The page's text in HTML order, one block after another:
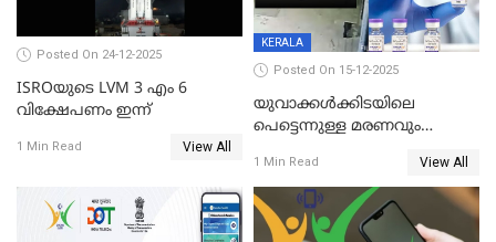
Posted On 24-12-2025
ISROയുടെ LVM 3 എം 6
വിക്ഷേപണം ഇന്ന്
1 Min Read View All
KERALA
Posted On 15-12-2025
യുവാക്കൾക്കിടയിലെ
പെട്ടെന്നുള്ള മരണവും
എയിംസ് നടത്തിയ പഠനം
പുറത്ത്; ഐസിഎംആർ
റിപ്പോർട്ട്
1 Min Read View All